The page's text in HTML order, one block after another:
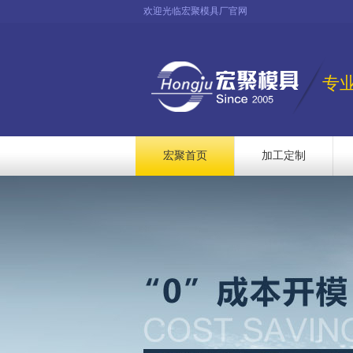
欢迎光临宏聚模具厂官网
专
宏聚首页 加工定制